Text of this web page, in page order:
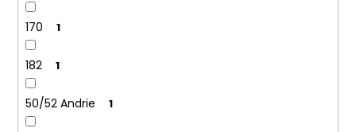
170 1
182 1
50/52 Andrie 1